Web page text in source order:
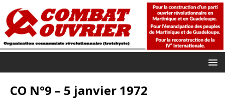
CO N°9 – 5 janvier 1972